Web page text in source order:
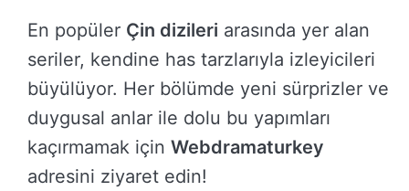
En popüler Çin dizileri arasında yer alan
seriler, kendine has tarzlarıyla izleyicileri
büyülüyor. Her bölümde yeni sürprizler ve
duygusal anlar ile dolu bu yapımları
kaçırmamak için Webdramaturkey
adresini ziyaret edin!